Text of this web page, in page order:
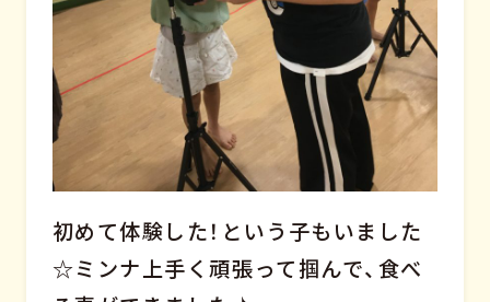
初めて体験した！という子もいました
☆ミンナ上手く頑張って掴んで、食べ